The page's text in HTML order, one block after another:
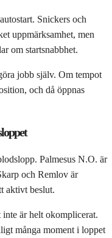
Snickers och
uppmärksamhet, men
om startsnabbhet.
jobb själv. Om tempot
och då öppnas
Palmesus N.O. är
och Remlov är
aktivt beslut.
är helt okomplicerat.
många moment i loppet